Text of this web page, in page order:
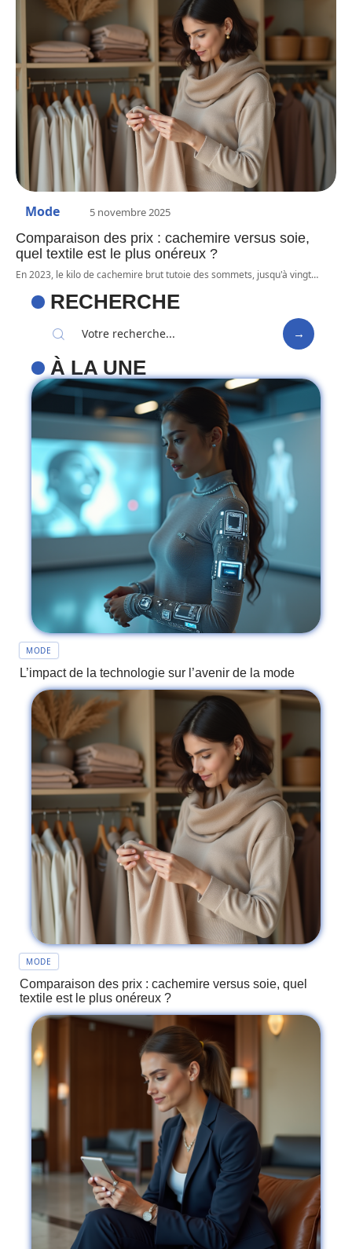
Mode 5 novembre 2025
Comparaison des prix : cachemire versus soie,
quel textile est le plus onéreux ?
En 2023, le kilo de cachemire brut tutoie des sommets, jusqu'à vingt…
RECHERCHE
À LA UNE
MODE
L’impact de la technologie sur l’avenir de la mode
MODE
Comparaison des prix : cachemire versus soie, quel
textile est le plus onéreux ?